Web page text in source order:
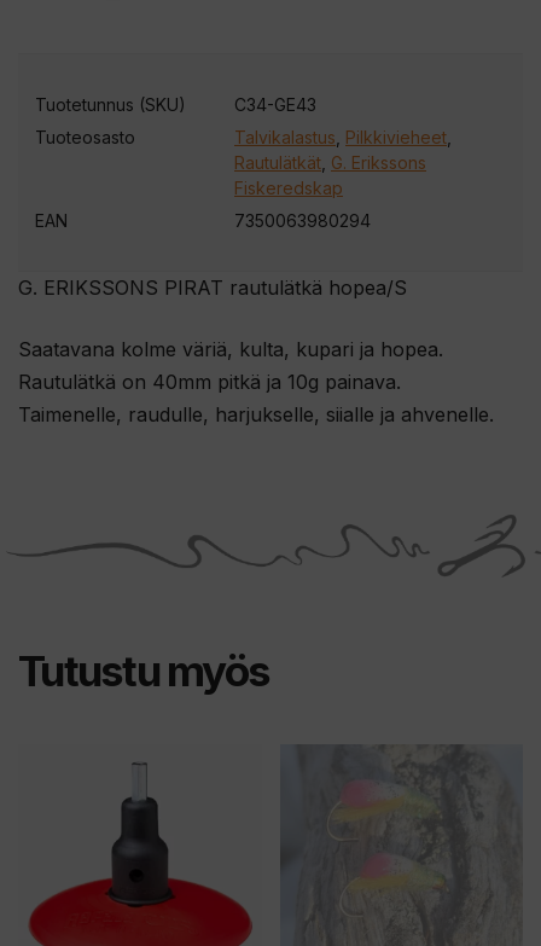
G. ERIKSSONS PIRAT rautulätkä hopea/S
Saatavana kolme väriä, kulta, kupari ja hopea.
Rautulätkä on 40mm pitkä ja 10g painava.
Taimenelle, raudulle, harjukselle, siialle ja ahvenelle.
Tuotetunnus (SKU)
C34-GE43
Tuoteosasto
Talvikalastus Pilkkivieheet
Rautulätkät G. Erikssons
Fiskeredskap
EAN
7350063980294
Tutustu myös
Voit